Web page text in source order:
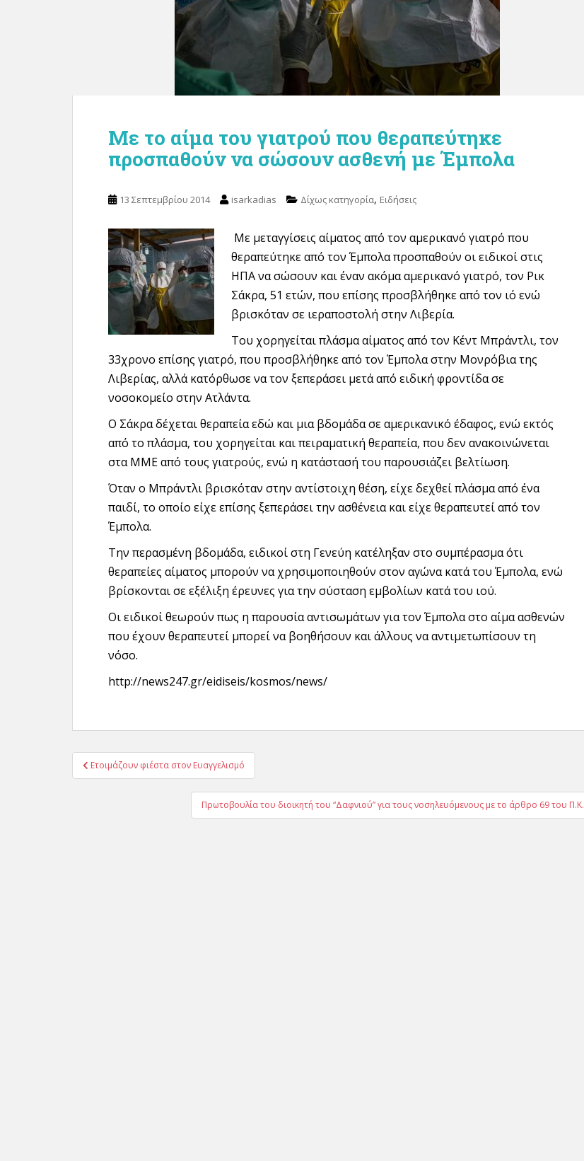
Με το αίμα του γιατρού που θεραπεύτηκε
προσπαθούν να σώσουν ασθενή με Έμπολα
13 Σεπτεμβρίου 2014 isarkadias Δίχως κατηγορία, Ειδήσεις
Με μεταγγίσεις αίματος από τον αμερικανό γιατρό που
θεραπεύτηκε από τον Έμπολα προσπαθούν οι ειδικοί στις
ΗΠΑ να σώσουν και έναν ακόμα αμερικανό γιατρό, τον Ρικ
Σάκρα, 51 ετών, που επίσης προσβλήθηκε από τον ιό ενώ
βρισκόταν σε ιεραποστολή στην Λιβερία.
Του χορηγείται πλάσμα αίματος από τον Κέντ Μπράντλι, τον
33χρονο επίσης γιατρό, που προσβλήθηκε από τον Έμπολα στην Μονρόβια της
Λιβερίας, αλλά κατόρθωσε να τον ξεπεράσει μετά από ειδική φροντίδα σε
νοσοκομείο στην Ατλάντα.
Ο Σάκρα δέχεται θεραπεία εδώ και μια βδομάδα σε αμερικανικό έδαφος, ενώ εκτός
από το πλάσμα, του χορηγείται και πειραματική θεραπεία, που δεν ανακοινώνεται
στα ΜΜΕ από τους γιατρούς, ενώ η κατάστασή του παρουσιάζει βελτίωση.
Όταν ο Μπράντλι βρισκόταν στην αντίστοιχη θέση, είχε δεχθεί πλάσμα από ένα
παιδί, το οποίο είχε επίσης ξεπεράσει την ασθένεια και είχε θεραπευτεί από τον
Έμπολα.
Την περασμένη βδομάδα, ειδικοί στη Γενεύη κατέληξαν στο συμπέρασμα ότι
θεραπείες αίματος μπορούν να χρησιμοποιηθούν στον αγώνα κατά του Έμπολα, ενώ
βρίσκονται σε εξέλιξη έρευνες για την σύσταση εμβολίων κατά του ιού.
Οι ειδικοί θεωρούν πως η παρουσία αντισωμάτων για τον Έμπολα στο αίμα ασθενών
που έχουν θεραπευτεί μπορεί να βοηθήσουν και άλλους να αντιμετωπίσουν τη
νόσο.
http://news247.gr/eidiseis/kosmos/news/
Πλοήγηση
άρθρων
Ετοιμάζουν φιέστα στον Ευαγγελισμό
Πρωτοβουλία του διοικητή του “Δαφνιού” για τους νοσηλευόμενους με το άρθρο 69 του Π.Κ.